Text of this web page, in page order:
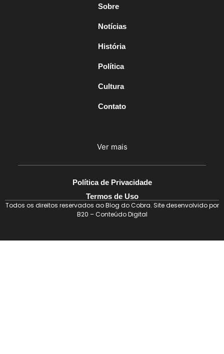
Sobre
Notícias
História
Política
Cultura
Contato
Ver mais
Política de Privacidade
Termos de Uso
Todos os direitos reservados ao Blog do Cobra. Site desenvolvido por
B20 – Conteúdo Digital